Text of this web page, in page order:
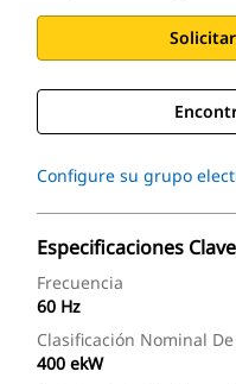
Configure su grupo
Especificaciones Clave
Frecuencia
60 Hz
Clasificación Nominal
400 ekW